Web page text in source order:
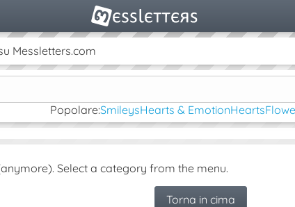
Messletters.com
Popolare:SmileysHearts & EmotionHearts
Select a category from the menu.
Torna in cima